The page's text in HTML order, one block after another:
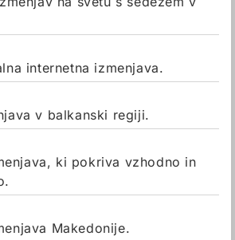
internetna izmenjava.
v balkanski regiji.
ki pokriva vzhodno in
Makedonije.